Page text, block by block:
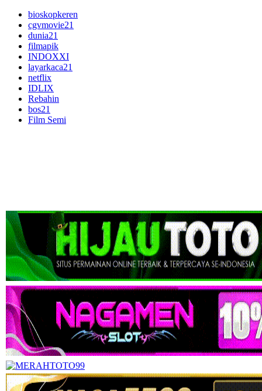
bioskopkeren
cgvmovie21
dunia21
filmapik
INDOXXI
layarkaca21
netflix
IDLIX
Rebahin
bos21
Film Semi